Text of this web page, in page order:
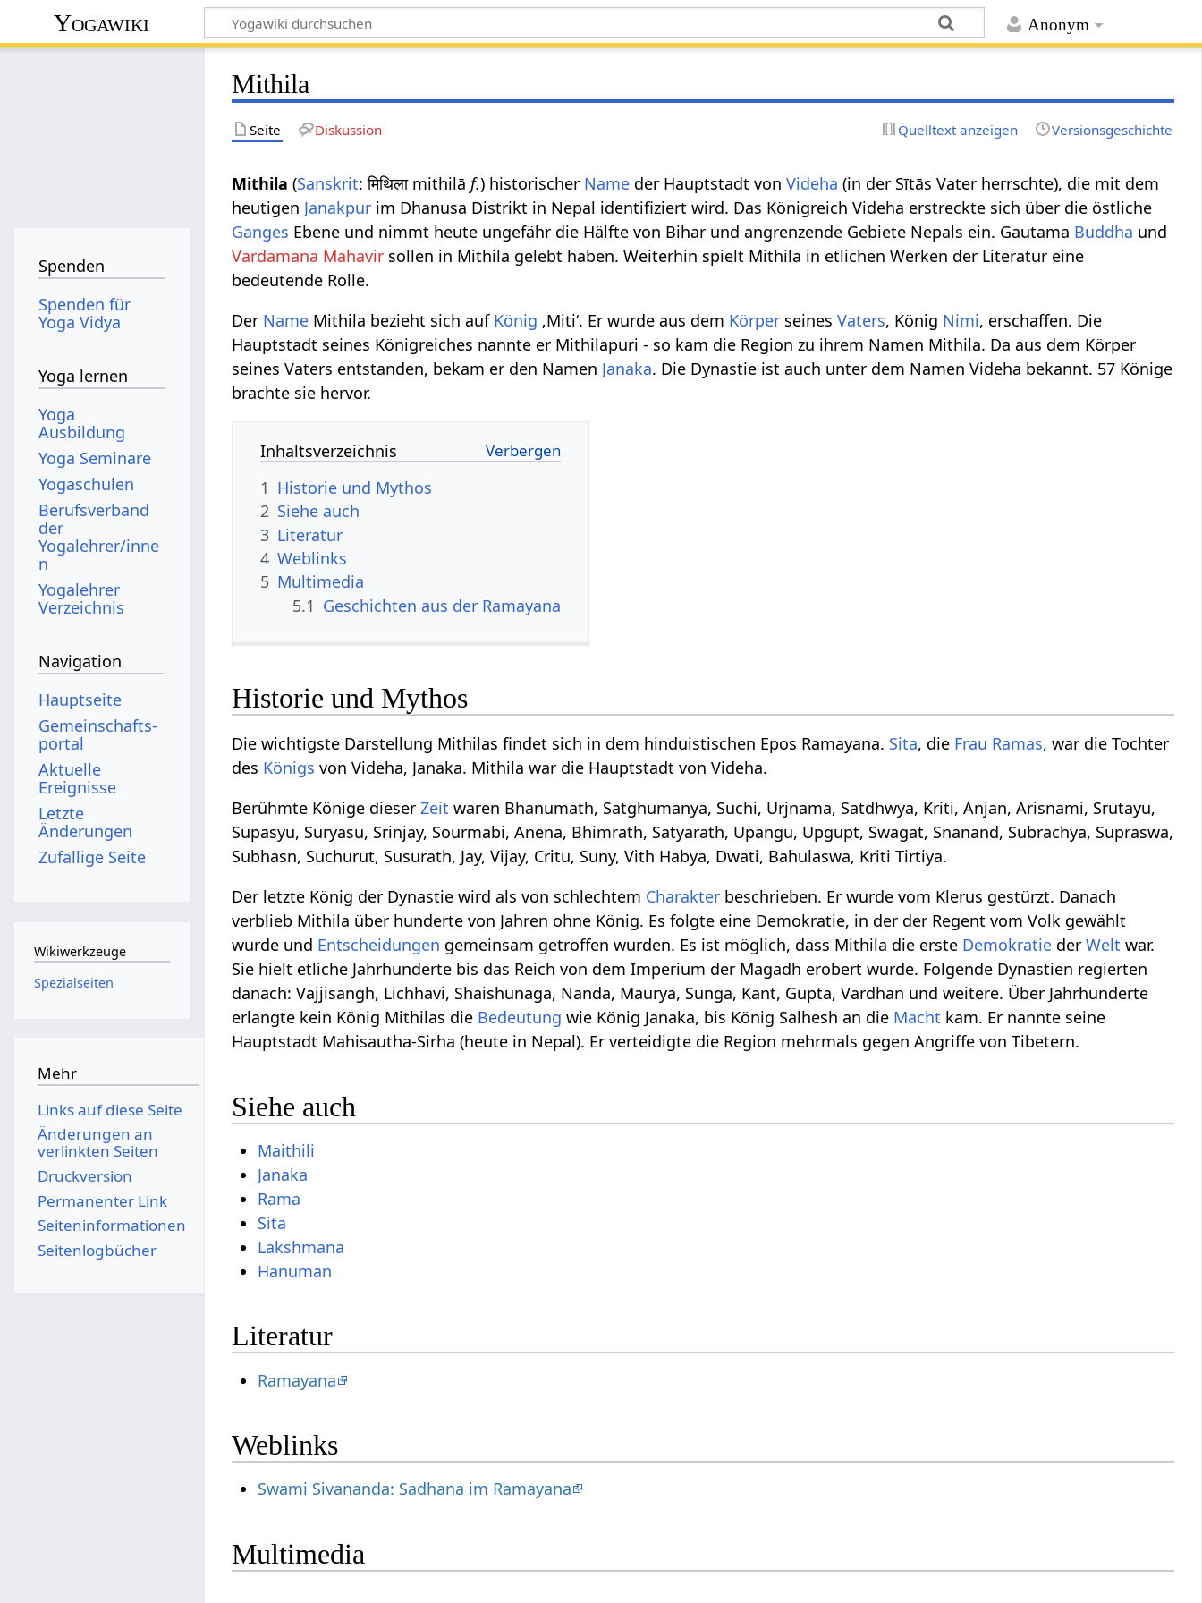
Anonym
Yogawiki
Mithila
Seite Diskussion Quelltext anzeigen Versionsgeschichte
Mithila (Sanskrit: मिथिला mithilā f.) historischer Name der Hauptstadt vonVideha (in der Sītās Vater herrschte), die mit dem
heutigen Janakpur im Dhanusa Distrikt in Nepal identifiziert wird. Das Königreich Videha erstreckte sich über die östliche
Ganges Ebene und nimmt heute ungefähr die Hälfte von Bihar und angrenzende Gebiete Nepals ein. Gautama Buddha und
Vardamana Mahavir sollen in Mithila gelebt haben. Weiterhin spielt Mithila in etlichen Werken der Literatur eine
bedeutende Rolle.
Der Name Mithila bezieht sich auf König ‚Miti‘. Er wurde aus dem Körper seinesVaters, König Nimi, erschaffen. Die
Hauptstadt seines Königreiches nannte er Mithilapuri - so kam die Region zu ihrem Namen Mithila. Da aus dem Körper
seines Vaters entstanden, bekam er den Namen Janaka. Die Dynastie ist auch unter dem Namen Videha bekannt. 57 Könige
brachte sie hervor.
Inhaltsverzeichnis
1 Historie und Mythos
2 Siehe auch
3 Literatur
4 Weblinks
5 Multimedia
5.1 Geschichten aus der Ramayana
Historie und Mythos
Die wichtigste Darstellung Mithilas findet sich in dem hinduistischen Epos Ramayana. Sita, die Frau Ramas, war die Tochter
des Königs von Videha, Janaka. Mithila war die Hauptstadt von Videha.
Berühmte Könige dieserZeit waren Bhanumath, Satghumanya, Suchi, Urjnama, Satdhwya, Kriti, Anjan, Arisnami, Srutayu,
Supasyu, Suryasu, Srinjay, Sourmabi, Anena, Bhimrath, Satyarath, Upangu, Upgupt, Swagat, Snanand, Subrachya, Supraswa,
Subhasn, Suchurut, Susurath, Jay, Vijay, Critu, Suny, Vith Habya, Dwati, Bahulaswa, Kriti Tirtiya.
Der letzte König der Dynastie wird als von schlechtem Charakter beschrieben. Er wurde vom Klerus gestürzt. Danach
verblieb Mithila über hunderte von Jahren ohne König. Es folgte eine Demokratie, in der der Regent vom Volk gewählt
wurde und Entscheidungen gemeinsam getroffen wurden. Es ist möglich, dass Mithila die erste Demokratie derWelt war.
Sie hielt etliche Jahrhunderte bis das Reich von dem Imperium der Magadh erobert wurde. Folgende Dynastien regierten
danach: Vajjisangh, Lichhavi, Shaishunaga, Nanda, Maurya, Sunga, Kant, Gupta, Vardhan und weitere. Über Jahrhunderte
erlangte kein König Mithilas die Bedeutung wie König Janaka, bis König Salhesh an die Macht kam. Er nannte seine
Hauptstadt Mahisautha-Sirha (heute in Nepal). Er verteidigte die Region mehrmals gegen Angriffe von Tibetern.
Siehe auch
Maithili
Janaka
Rama
Sita
Lakshmana
Hanuman
Literatur
Ramayana
Weblinks
Swami Sivananda: Sadhana im Ramayana
Multimedia
Spenden
Spenden für
Yoga Vidya
Yoga lernen
Yoga
Ausbildung
Yoga Seminare
Yogaschulen
Berufsverband
der
Yogalehrer/inne
n
Yogalehrer
Verzeichnis
Navigation
Hauptseite
Gemeinschafts­
portal
Aktuelle
Ereignisse
Letzte
Änderungen
Zufällige Seite
Wikiwerkzeuge
Spezialseiten
Mehr
Links auf diese Seite
Änderungen an
verlinkten Seiten
Druckversion
Permanenter Link
Seiten­­informationen
Seitenlogbücher